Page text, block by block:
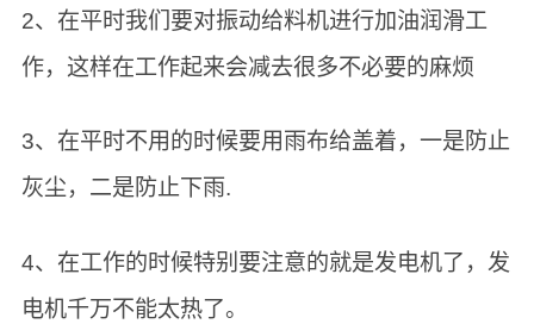
2、在平时我们要对振动给料机进行加油润滑工
作，这样在工作起来会减去很多不必要的麻烦
3、在平时不用的时候要用雨布给盖着，一是防止
灰尘，二是防止下雨.
4、在工作的时候特别要注意的就是发电机了，发
电机千万不能太热了。